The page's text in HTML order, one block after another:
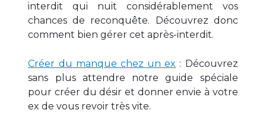
interdit qui nuit considérablement vos
chances de reconquête. Découvrez donc
comment bien gérer cet après-interdit.
Créer du manque chez un ex : Découvrez
sans plus attendre notre guide spéciale
pour créer du désir et donner envie à votre
ex de vous revoir très vite.